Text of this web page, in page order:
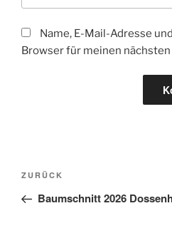
Name, E-Mail-Adresse
Browser für meinen
Beitragsnavigation
Vorheriger
Beitrag
ZURÜCK
Baumschnitt 2026